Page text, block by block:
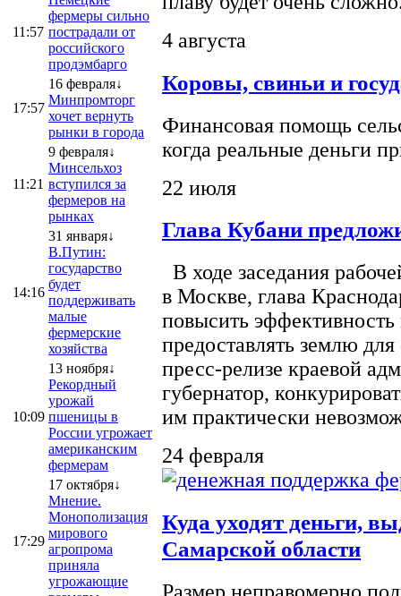
11:57
фермеры сильно
пострадали от
российского
продэмбарго
17:57
16 февраля↓
Минпромторг
хочет вернуть
рынки в города
11:21
9 февраля↓
Минсельхоз
вступился за
фермеров на
рынках
14:16
31 января↓
В.Путин:
государство
будет
поддерживать
малые
фермерские
хозяйства
10:09
13 ноября↓
Рекордный
урожай
пшеницы в
России угрожает
американским
фермерам
17:29
17 октября↓
Мнение.
Монополизация
мирового
агропрома
приняла
угрожающие
4 августа
Коровы, свиньи и
Финансовая помощь
когда реальные деньги
22 июля
Глава Кубани
В ходе заседания
в Москве, глава
повысить эффективность
предоставлять землю
пресс-релизе краевой
губернатор,
им практически
24 февраля
Куда уходят деньги,
Самарской области
Размер неправомерно